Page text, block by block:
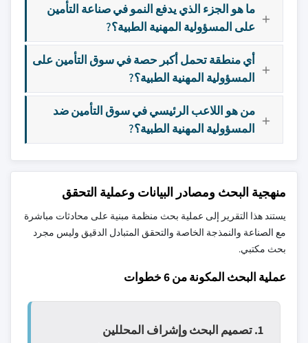
ما هو الجزء الذي يدفع النمو في صناعة التأمين
على المسؤولية المهنية الطبية؟?
أي منطقة تحمل أكبر حصة في سوق التأمين على
المسؤولية المهنية الطبية؟?
من هو اللاعب الرئيسي في سوق التأمين ضد
المسؤولية المهنية الطبية؟?
منهجية البحث ومصادر البيانات وعملية التحقق
يستند هذا التقرير إلى عملية بحث منظمة مبنية على محادثات مباشرة
مع الصناعة والنمذجة الخاصة والتحقق المتبادل الدقيق وليس مجرد
بحث مكتبي.
عملية البحث المكونة من 6 خطوات
1. تصميم البحث وإشراف المحللين